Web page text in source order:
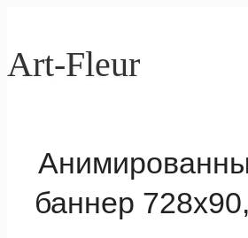
Art-Fleur
баннер